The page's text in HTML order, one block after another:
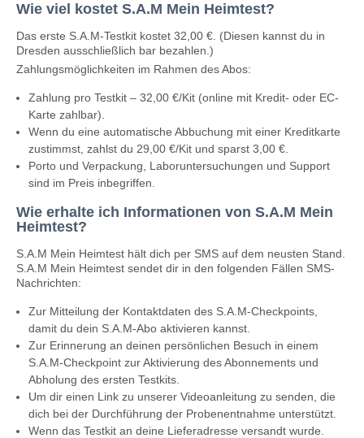
Wie viel kostet S.A.M Mein Heimtest?
Das erste S.A.M-Testkit kostet 32,00 €. (Diesen kannst du in
Dresden ausschließlich bar bezahlen.)
Zahlungsmöglichkeiten im Rahmen des Abos:
Zahlung pro Testkit – 32,00 €/Kit (online mit Kredit- oder EC-
Karte zahlbar).
Wenn du eine automatische Abbuchung mit einer Kreditkarte
zustimmst, zahlst du 29,00 €/Kit und sparst 3,00 €.
Porto und Verpackung, Laboruntersuchungen und Support
sind im Preis inbegriffen.
Wie erhalte ich Informationen von S.A.M Mein
Heimtest?
S.A.M Mein Heimtest hält dich per SMS auf dem neusten Stand.
S.A.M Mein Heimtest sendet dir in den folgenden Fällen SMS-
Nachrichten:
Zur Mitteilung der Kontaktdaten des S.A.M-Checkpoints,
damit du dein S.A.M-Abo aktivieren kannst.
Zur Erinnerung an deinen persönlichen Besuch in einem
S.A.M-Checkpoint zur Aktivierung des Abonnements und
Abholung des ersten Testkits.
Um dir einen Link zu unserer Videoanleitung zu senden, die
dich bei der Durchführung der Probenentnahme unterstützt.
Wenn das Testkit an deine Lieferadresse versandt wurde.